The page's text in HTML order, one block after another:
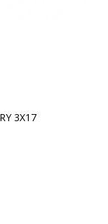
3X17